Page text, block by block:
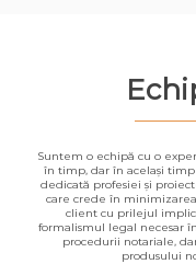
Suntem o echipă cu o
în timp, dar în același
dedicată profesiei și
care crede în
client cu prilejul
formalismul legal necesar
procedurii notariale,
produsului